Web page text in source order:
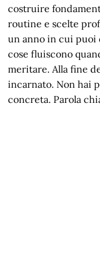
costruire
routine e scelte
un anno in cui puoi
cose fluiscono
meritare. Alla fine
incarnato. Non hai
concreta. Parola